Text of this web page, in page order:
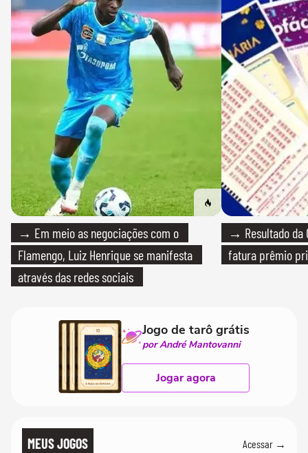
→ Em meio as negociações com o
Flamengo, Luiz Henrique se manifesta
através das redes sociais
→ Resultado da
fatura prêmio
Jogo de tarô grátis
por André Mantovanni
Jogar agora
MEUS JOGOS Acessar →